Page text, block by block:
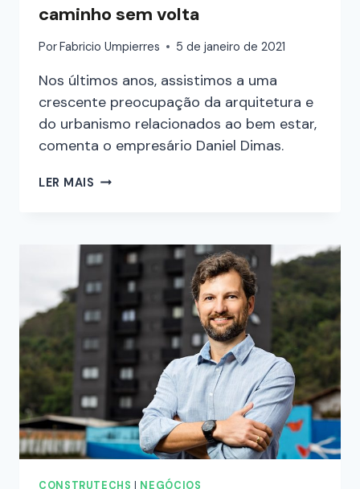
caminho sem volta
PorFabricio Umpierres 5 de janeiro de 2021
Nos últimos anos, assistimos a uma
crescente preocupação da arquitetura e
do urbanismo relacionados ao bem estar,
comenta o empresário Daniel Dimas.
LER MAIS
CONSTRUTECHS NEGÓCIOS